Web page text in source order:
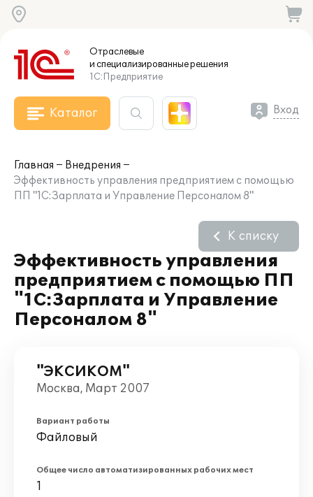
Отраслевые
и специализированныерешения
1С:Предприятие
Каталог Вход
Главная
Внедрения
Эффективность управления предприятием с помощью
ПП "1С:Зарплата и Управление Персоналом 8"
Эффективность управления
предприятием с помощью ПП
"1С:Зарплата и Управление
Персоналом 8"
К списку
"ЭКСИКОМ"
Москва, Март 2007
Вариант работы
Файловый
Общее число автоматизированных рабочих мест
1